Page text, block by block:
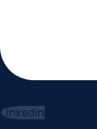
Linkedin